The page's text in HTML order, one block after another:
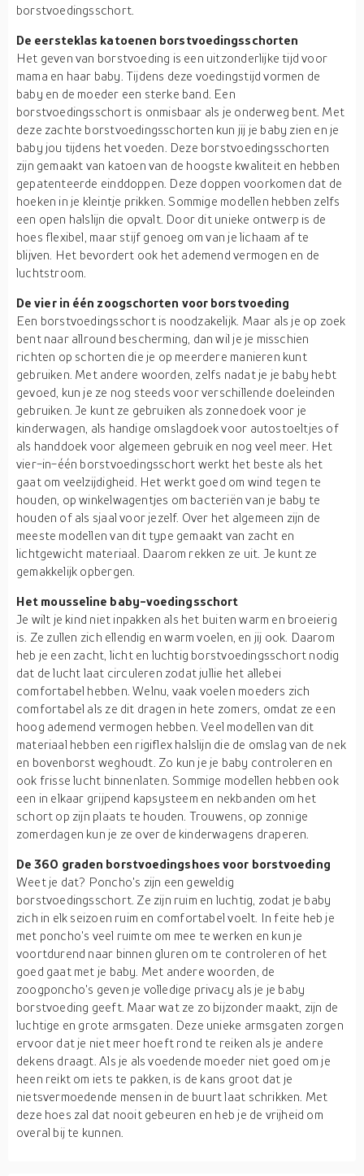
borstvoedingsschort.
De eersteklas katoenen borstvoedingsschorten
Het geven van borstvoeding is een uitzonderlijke tijd voor
mama en haar baby. Tijdens deze voedingstijd vormen de
baby en de moeder een sterke band. Een
borstvoedingsschort is onmisbaar als je onderweg bent. Met
deze zachte borstvoedingsschorten kun jij je baby zien en je
baby jou tijdens het voeden. Deze borstvoedingsschorten
zijn gemaakt van katoen van de hoogste kwaliteit en hebben
gepatenteerde einddoppen. Deze doppen voorkomen dat de
hoeken in je kleintje prikken. Sommige modellen hebben zelfs
een open halslijn die opvalt. Door dit unieke ontwerp is de
hoes flexibel, maar stijf genoeg om van je lichaam af te
blijven. Het bevordert ook het ademend vermogen en de
luchtstroom.
De vier in één zoogschorten voor borstvoeding
Een borstvoedingsschort is noodzakelijk. Maar als je op zoek
bent naar allround bescherming, dan wil je je misschien
richten op schorten die je op meerdere manieren kunt
gebruiken. Met andere woorden, zelfs nadat je je baby hebt
gevoed, kun je ze nog steeds voor verschillende doeleinden
gebruiken. Je kunt ze gebruiken als zonnedoek voor je
kinderwagen, als handige omslagdoek voor autostoeltjes of
als handdoek voor algemeen gebruik en nog veel meer. Het
vier-in-één borstvoedingsschort werkt het beste als het
gaat om veelzijdigheid. Het werkt goed om wind tegen te
houden, op winkelwagentjes om bacteriën van je baby te
houden of als sjaal voor jezelf. Over het algemeen zijn de
meeste modellen van dit type gemaakt van zacht en
lichtgewicht materiaal. Daarom rekken ze uit. Je kunt ze
gemakkelijk opbergen.
Het mousseline baby-voedingsschort
Je wilt je kind niet inpakken als het buiten warm en broeierig
is. Ze zullen zich ellendig en warm voelen, en jij ook. Daarom
heb je een zacht, licht en luchtig borstvoedingsschort nodig
dat de lucht laat circuleren zodat jullie het allebei
comfortabel hebben. Welnu, vaak voelen moeders zich
comfortabel als ze dit dragen in hete zomers, omdat ze een
hoog ademend vermogen hebben. Veel modellen van dit
materiaal hebben een rigiflex halslijn die de omslag van de nek
en bovenborst weghoudt. Zo kun je je baby controleren en
ook frisse lucht binnenlaten. Sommige modellen hebben ook
een in elkaar grijpend kapsysteem en nekbanden om het
schort op zijn plaats te houden. Trouwens, op zonnige
zomerdagen kun je ze over de kinderwagens draperen.
De 360 graden borstvoedingshoes voor borstvoeding
Weet je dat? Poncho's zijn een geweldig
borstvoedingsschort. Ze zijn ruim en luchtig, zodat je baby
zich in elk seizoen ruim en comfortabel voelt. In feite heb je
met poncho's veel ruimte om mee te werken en kun je
voortdurend naar binnen gluren om te controleren of het
goed gaat met je baby. Met andere woorden, de
zoogponcho's geven je volledige privacy als je je baby
borstvoeding geeft. Maar wat ze zo bijzonder maakt, zijn de
luchtige en grote armsgaten. Deze unieke armsgaten zorgen
ervoor dat je niet meer hoeft rond te reiken als je andere
dekens draagt. Als je als voedende moeder niet goed om je
heen reikt om iets te pakken, is de kans groot dat je
nietsvermoedende mensen in de buurt laat schrikken. Met
deze hoes zal dat nooit gebeuren en heb je de vrijheid om
overal bij te kunnen.